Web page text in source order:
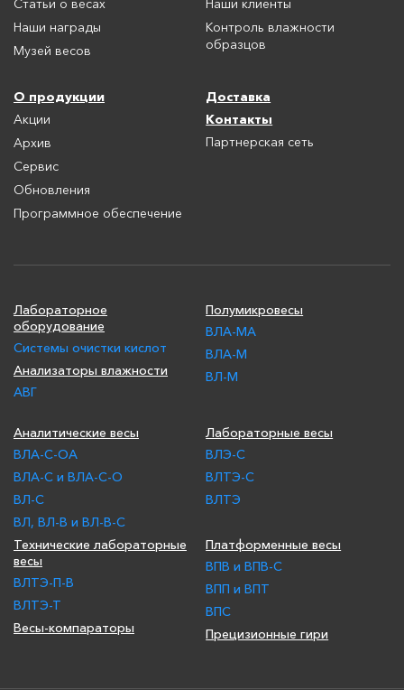
Статьи о весах
Наши награды
Музей весов
Наши клиенты
Контроль влажности
образцов
О продукции
Акции
Архив
Сервис
Обновления
Программное обеспечение
Доставка
Контакты
Партнерская сеть
Лабораторное
оборудование
Системы очистки кислот
Анализаторы влажности
АВГ
Полумикровесы
ВЛА-МА
ВЛА-М
ВЛ-М
Аналитические весы
ВЛА-С-ОА
ВЛА-С и ВЛА-С-О
ВЛ-С
ВЛ, ВЛ-В и ВЛ-В-С
Лабораторные весы
ВЛЭ-С
ВЛТЭ-С
ВЛТЭ
Технические лабораторные
весы
ВЛТЭ-П-В
ВЛТЭ-Т
Весы-компараторы
Платформенные весы
ВПВ и ВПВ-С
ВПП и ВПТ
ВПС
Прецизионные гири